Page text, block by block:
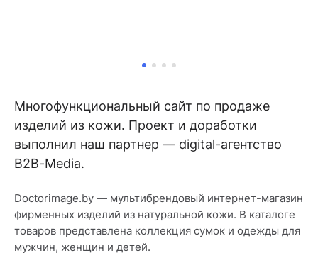
Многофункциональный сайт по продаже
изделий из кожи. Проект и доработки
выполнил наш партнер — digital-агентство
B2B-Media.
Doctorimage.by — мультибрендовый интернет-магазин
фирменных изделий из натуральной кожи. В каталоге
товаров представлена коллекция сумок и одежды для
мужчин, женщин и детей.